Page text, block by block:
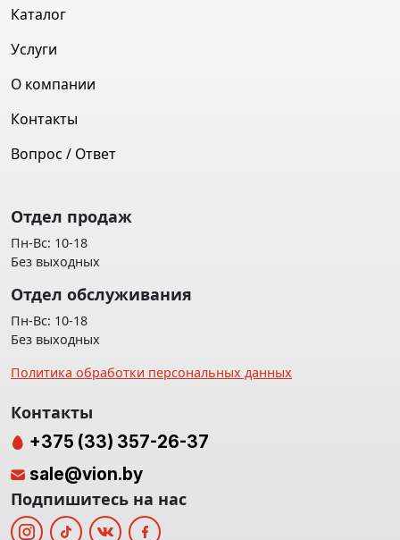
Каталог
Услуги
О компании
Контакты
Вопрос / Ответ
Отдел продаж
Пн-Вс: 10-18
Без выходных
Отдел обслуживания
Пн-Вс: 10-18
Без выходных
Политика обработки персональных данных
Контакты
+375 (33) 357-26-37
sale@vion.by
Подпишитесь на нас